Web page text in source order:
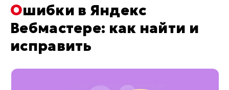
Отдельный вход \ Левый торец здания
Пн-пт. с 9:30 до 18:30 (по Хбк)
info@lred.ru
Все контакты
Ошибки в Яндекс
Вебмастере: как найти и
исправить